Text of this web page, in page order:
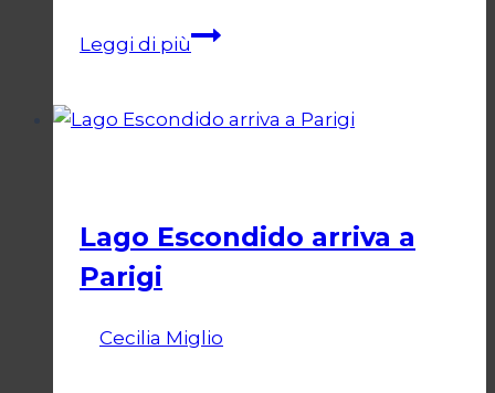
Leggi di piùLago
storia
Lago Escondido arriva a
Parigi
Cecilia Miglio